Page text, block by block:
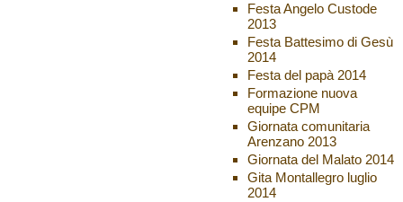
Festa Angelo Custode
2013
Festa Battesimo di Gesù
2014
Festa del papà 2014
Formazione nuova
equipe CPM
Giornata comunitaria
Arenzano 2013
Giornata del Malato 2014
Gita Montallegro luglio
2014